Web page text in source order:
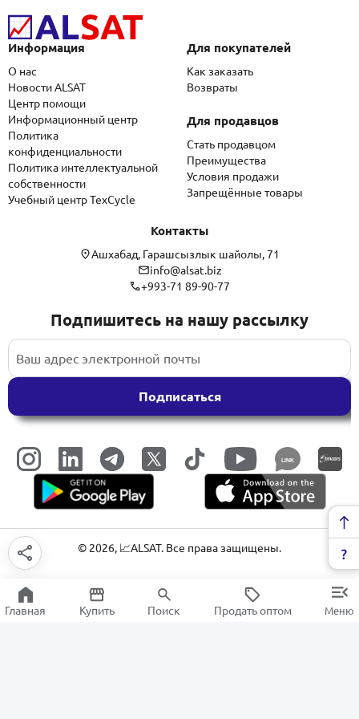
Информация
О нас
Новости ALSAT
Центр помощи
Информационный центр
Политика
конфиденциальности
Политика интеллектуальной
собственности
Учебный центр TexCycle
Для покупателей
Как заказать
Возвраты
Для продавцов
Стать продавцом
Преимущества
Условия продажи
Запрещённые товары
Контакты
Ашхабад, Гарашсызлык шайолы, 71
info@alsat.biz
+993-71 89-90-77
Подпишитесь на нашу рассылку
Подписаться
LINK
© 2026, 📈ALSAT. Все права защищены.
Главная Купить Поиск Продать оптом Меню